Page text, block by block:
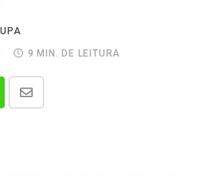
9 MIN. DE LEITURA
Share